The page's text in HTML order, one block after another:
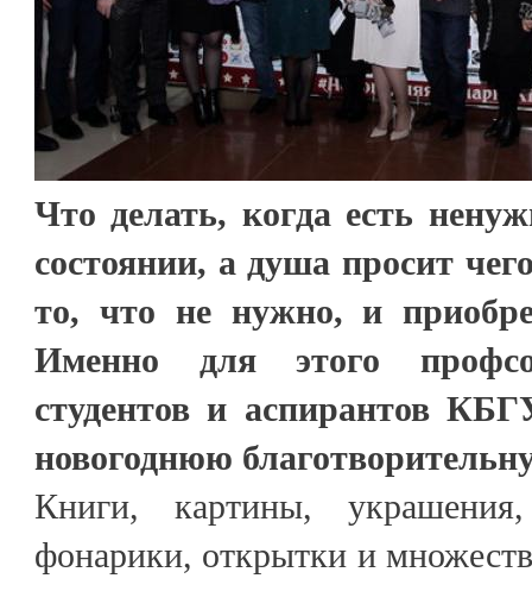
Что делать, когда есть
состоянии, а душа просит
то, что не нужно, и
Именно для этого
студентов и аспирантов
новогоднюю
Книги, картины,
фонарики, открытки и